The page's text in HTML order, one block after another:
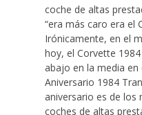
coche de altas
“era más caro era el
Irónicamente, en el
hoy, el Corvette
abajo en la media
Aniversario 1984
aniversario es de los
coches de altas